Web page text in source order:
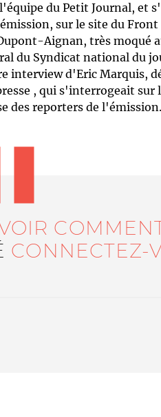
du Petit Journal, et
sur le site du Front
Aignan, très moqué
du Syndicat national du
interview d'Eric Marquis,
, qui s'interrogeait
des reporters de l'émission.
CONNECTEZ-